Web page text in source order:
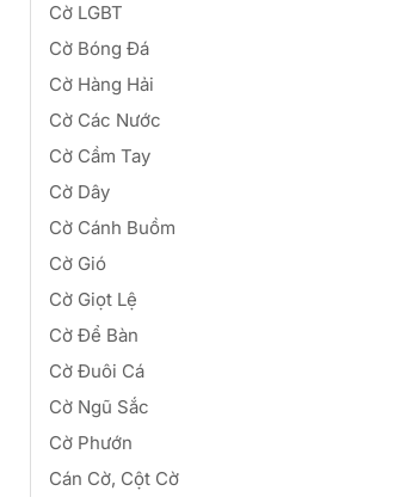
Cờ LGBT
Cờ Bóng Đá
Cờ Hàng Hải
Cờ Các Nước
Cờ Cầm Tay
Cờ Dây
Cờ Cánh Buồm
Cờ Gió
Cờ Giọt Lệ
Cờ Để Bàn
Cờ Đuôi Cá
Cờ Ngũ Sắc
Cờ Phướn
Cán Cờ, Cột Cờ